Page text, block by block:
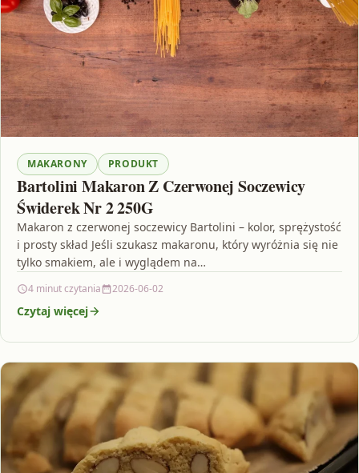
MAKARONY PRODUKT
Bartolini Makaron Z Czerwonej Soczewicy
Świderek Nr 2 250G
Makaron z czerwonej soczewicy Bartolini – kolor, sprężystość
i prosty skład Jeśli szukasz makaronu, który wyróżnia się nie
tylko smakiem, ale i wyglądem na…
4 minut czytania 2026-06-02
Czytaj więcej